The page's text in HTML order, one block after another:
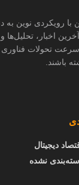
با رویکردی نوین به
اخبار، تحلیل‌ها
تحولات
باشند.
دیجیتال
نشده